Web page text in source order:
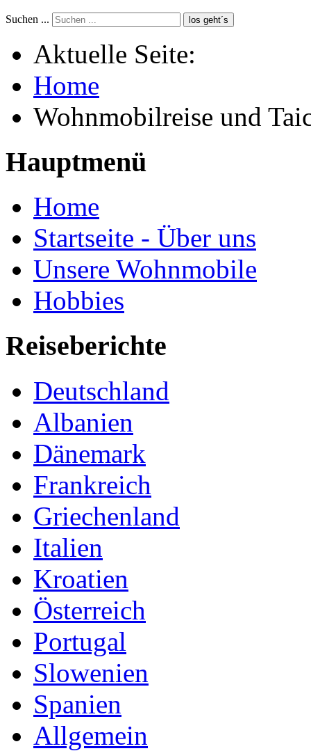
Suchen ... los geht´s
Aktuelle Seite:
Home
Wohnmobilreise und
Hauptmenü
Home
Startseite - Über uns
Unsere Wohnmobile
Hobbies
Reiseberichte
Deutschland
Albanien
Dänemark
Frankreich
Griechenland
Italien
Kroatien
Österreich
Portugal
Slowenien
Spanien
Allgemein